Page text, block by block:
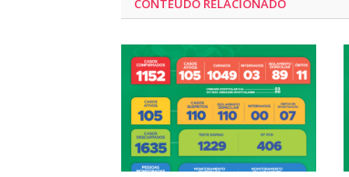
CONTEÚDO RELACIONADO